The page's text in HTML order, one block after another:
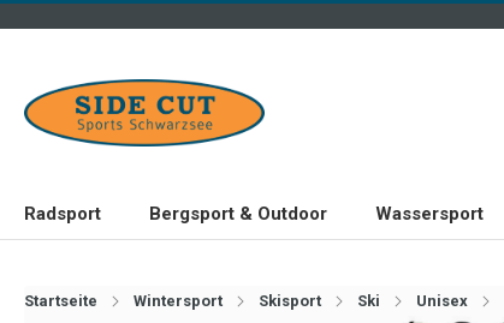
Radsport Bergsport & Outdoor Wassersport
Startseite Wintersport Skisport Ski Unisex